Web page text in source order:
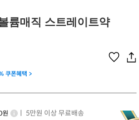
륨매직 스트레이트약
쿠폰혜택 >
원
ㅣ 5만원 이상 무료배송